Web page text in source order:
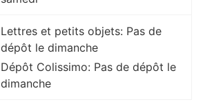
Lettres et petits objets: Pas de
dépôt le dimanche
Dépôt Colissimo: Pas de dépôt le
dimanche